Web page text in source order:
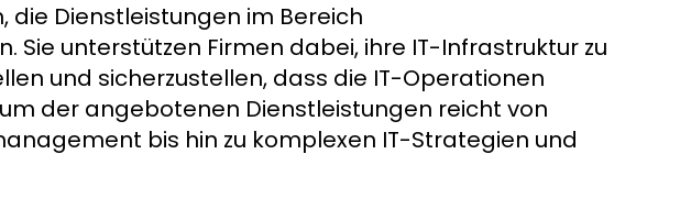
die Dienstleistungen im Bereich
unterstützen Firmen dabei, ihre IT-Infrastruktur zu
und sicherzustellen, dass die IT-Operationen
der angebotenen Dienstleistungen reicht von
bis hin zu komplexen IT-Strategien und